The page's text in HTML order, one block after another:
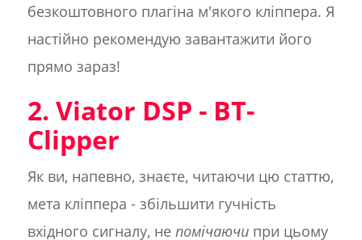
безкоштовного плагіна м'якого кліппера. Я
настійно рекомендую завантажити його
прямо зараз!
2. Viator DSP - BT-
Clipper
Як ви, напевно, знаєте, читаючи цю статтю,
мета кліппера - збільшити гучність
вхідного сигналу, не помічаючипри цьому